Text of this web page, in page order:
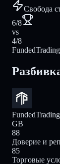
Свобода
6/8
vs
4/8
GB
88
Доверие и
85
Торговые